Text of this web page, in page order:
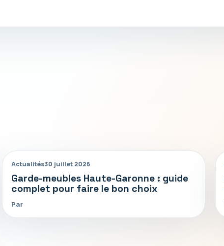
Actualités30 juillet 2026
Garde-meubles Haute-Garonne : guide
complet pour faire le bon choix
Par